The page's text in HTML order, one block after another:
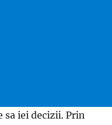
sa iei decizii. Prin